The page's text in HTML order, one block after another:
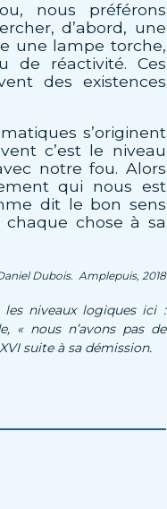
nous préférons
d’abord, une
une lampe torche,
de réactivité. Ces
des existences
s’originent
c’est le niveau
notre fou. Alors
qui nous est
dit le bon sens
chose à sa
Dubois. Amplepuis, 2018
les niveaux logiques ici :
« nous n’avons pas de
suite à sa démission.